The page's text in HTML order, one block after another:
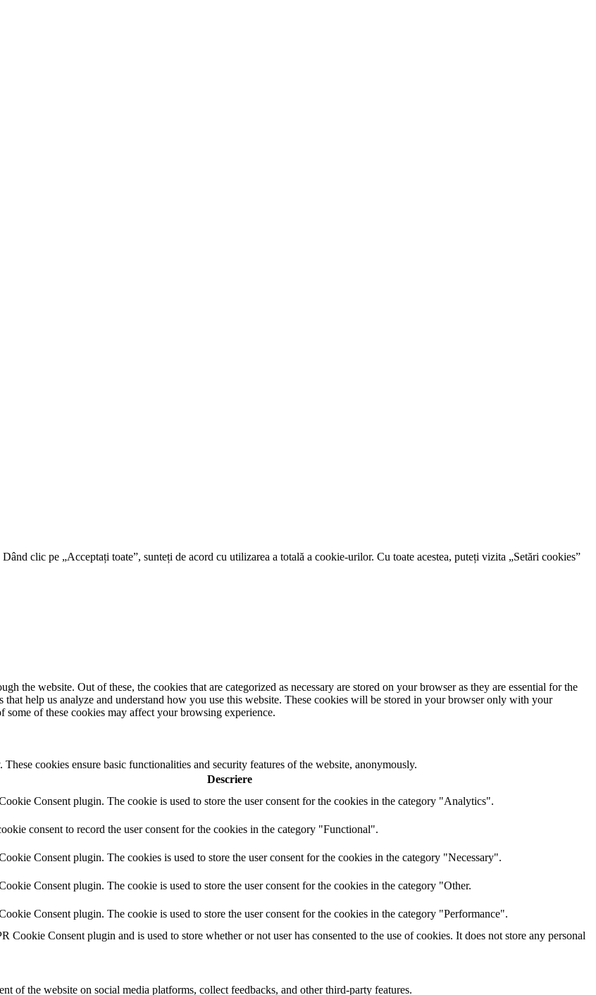
clic pe „Acceptați toate”, sunteți de acord cu utilizarea a totală a cookie-urilor. Cu toate acestea, puteți vizita „Setări cookies”
the website. Out of these, the cookies that are categorized as necessary are stored on your browser as they are essential for the
help us analyze and understand how you use this website. These cookies will be stored in your browser only with your
of these cookies may affect your browsing experience.
cookies ensure basic functionalities and security features of the website, anonymously.
Descriere
Consent plugin. The cookie is used to store the user consent for the cookies in the category "Analytics".
consent to record the user consent for the cookies in the category "Functional".
Consent plugin. The cookies is used to store the user consent for the cookies in the category "Necessary".
Consent plugin. The cookie is used to store the user consent for the cookies in the category "Other.
Consent plugin. The cookie is used to store the user consent for the cookies in the category "Performance".
Cookie Consent plugin and is used to store whether or not user has consented to the use of cookies. It does not store any personal
of the website on social media platforms, collect feedbacks, and other third-party features.